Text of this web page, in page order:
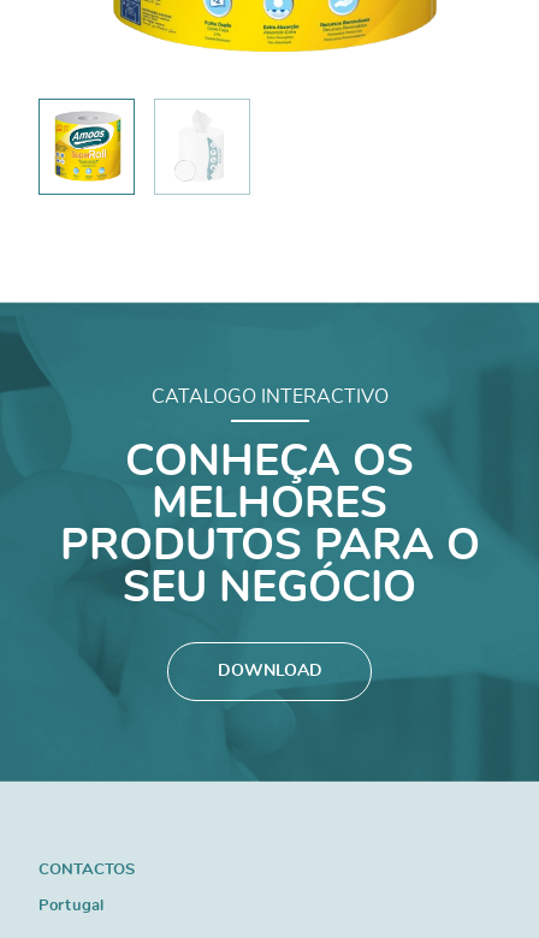
CATALOGO INTERACTIVO
CONHEÇA OS
MELHORES
PRODUTOS PARA O
SEU NEGÓCIO
DOWNLOAD
CONTACTOS
Portugal